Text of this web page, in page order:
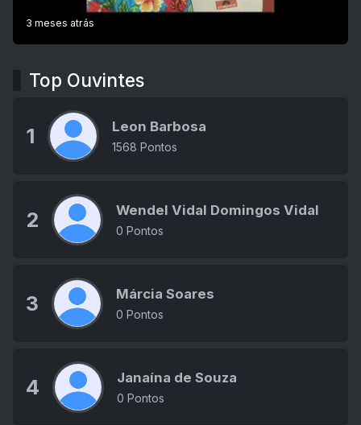
3 meses atrás
Top Ouvintes
1 Leon Barbosa
1568 Pontos
2 Wendel Vidal Domingos Vidal
0 Pontos
3 Márcia Soares
0 Pontos
4 Janaína de Souza
0 Pontos